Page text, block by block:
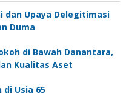
dan Upaya Delegitimasi
Duma
di Bawah Danantara,
Kualitas Aset
Usia 65